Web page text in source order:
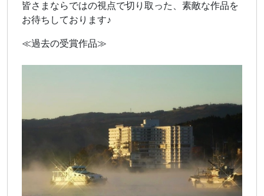
皆さまならではの視点で切り取った、素敵な作品を
お待ちしております♪
≪過去の受賞作品≫